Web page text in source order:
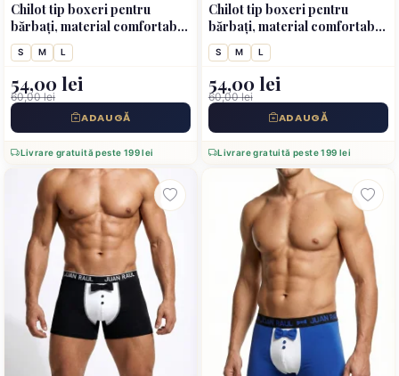
Chilot tip boxeri pentru
bărbați, material comfortabil,
culoare negru
S M L
54,00 lei
60,00 lei
ADAUGĂ
Livrare gratuită peste 199 lei
Chilot tip boxeri pentru
bărbați, material comfortabil,
culoare alb
S M L
54,00 lei
60,00 lei
ADAUGĂ
Livrare gratuită peste 199 lei